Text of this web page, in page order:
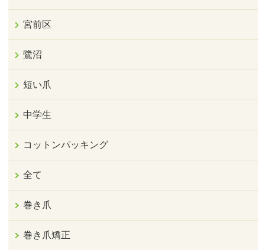
宮前区
鷺沼
短い爪
中学生
コットンパッキング
全て
巻き爪
巻き爪矯正